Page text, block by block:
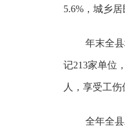
5.6%，城乡
年末全
记213家单位
人，享受工伤
全年全